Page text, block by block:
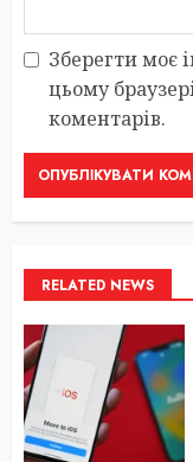
Зберегти моє
цьому
коментарів.
RELATED NEWS